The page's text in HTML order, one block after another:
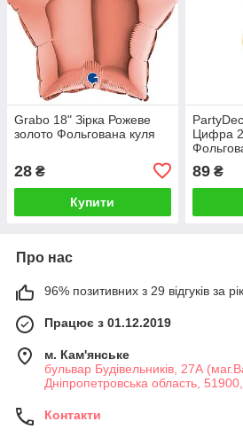
Grabo 18" Зірка Рожеве
золото Фольгована куля
28 ₴
Купити
Цифра 2
89₴
Про нас
96% позитивних з 29 відгуків за рік
Працює з 01.12.2019
м. Кам'янське
бульвар Будівельників, 27А
Дніпропетровська область,
Контакти